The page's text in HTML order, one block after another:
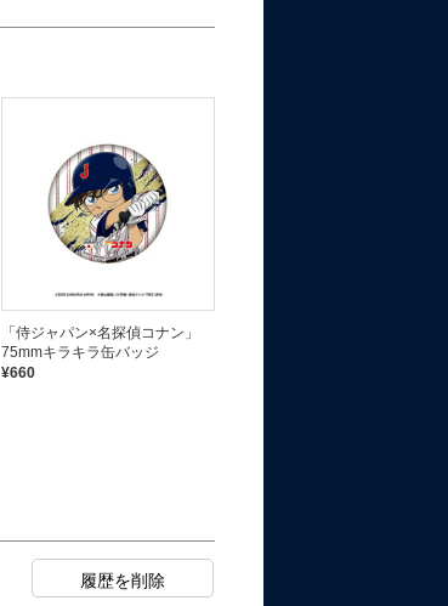
「侍ジャパン×名探偵コナン」
75mmキラキラ缶バッジ
¥660